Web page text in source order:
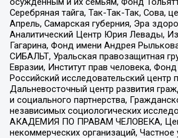
Серебряная тайга, Так-Так-Так, Сова,
Апрель, Самарская губерния, Эра
Аналитический Центр Юрия Левады,
Гагарина, Фонд имени Андрея
СИБАЛЬТ, Уральская правозащитная
Евразии, Институт прав человека,
Российский исследовательский центр
Дальневосточный центр развития
и социального партнерства,
независимых социологических
АКАДЕМИЯ ПО ПРАВАМ ЧЕЛОВЕКА,
некоммерческих организаций,